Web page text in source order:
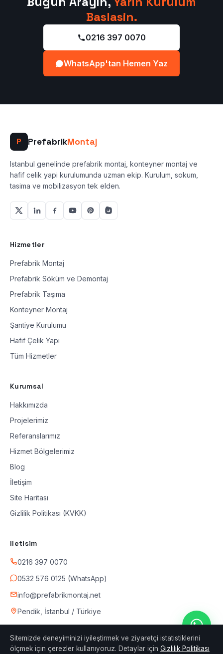
Baslasin.
0216 397 0070
WhatsApp'tan Hemen Yaz
P PrefabrikMontaj
Istanbul genelinde prefabrik montaj, konteyner montaj ve
hafif celik yapi kurulumunda uzman ekip. Kurulum, sokum,
tasima ve mobilizasyon tek elden.
Hizmetler
Prefabrik Montaj
Prefabrik Söküm ve Demontaj
Prefabrik Taşıma
Konteyner Montaj
Şantiye Kurulumu
Hafif Çelik Yapı
Tüm Hizmetler
Kurumsal
Hakkımızda
Projelerimiz
Referanslarımız
Hizmet Bölgelerimiz
Blog
İletişim
Site Haritası
Gizlilik Politikası (KVKK)
Iletisim
0216 397 0070
0532 576 0125 (WhatsApp)
info@prefabrikmontaj.net
Pendik, İstanbul / Türkiye
Sitemizde deneyiminizi iyileştirmek ve ziyaretçi istatistiklerini
ölçmek için çerezler kullanıyoruz. Detaylar için Gizlilik Politikası